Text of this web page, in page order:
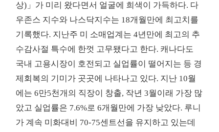
상)」가 미리 왔다면서 얼굴에 희색이 가득하다. 다
우존스 지수와 나스닥지수는 18개월만에 최고치를
기록했다. 지난주 미 소매업계는 4년만에 최고의 추
수감사절 특수에 한껏 고무됐다고 한다. 캐나다도
국내 고용시장이 호전되고 실업률이 떨어지는 등 경
제회복의 기미가 곳곳에 나타나고 있다. 지난 10월
에는 6만5천개의 직장이 창출, 작년 3월이래 가장 많
았고 실업률은 7.6%로 6개월만에 가장 낮았다. 루니
가 계속 미화대비 70-75센트선을 유지하고 있는데